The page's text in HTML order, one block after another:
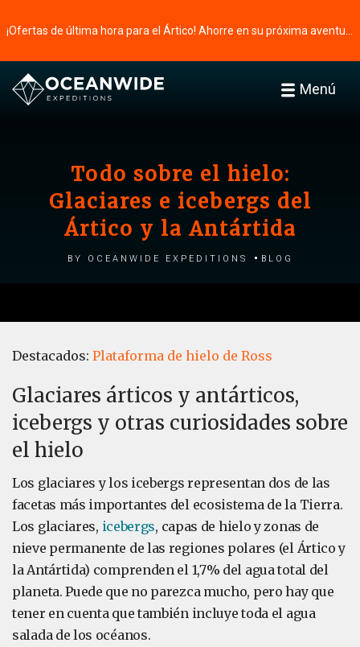
Menú
Todo sobre el hielo:
Glaciares e icebergs del
Ártico y la Antártida
by Oceanwide Expeditions Blog
Destacados: Plataforma de hielo de Ross
Glaciares árticos y antárticos,
icebergs y otras curiosidades sobre
el hielo
Los glaciares y los icebergs representan dos de las
facetas más importantes del ecosistema de la Tierra.
Los glaciares, icebergs, capas de hielo y zonas de
nieve permanente de las regiones polares (el Ártico y
la Antártida) comprenden el 1,7% del agua total del
planeta. Puede que no parezca mucho, pero hay que
tener en cuenta que también incluye toda el agua
salada de los océanos.